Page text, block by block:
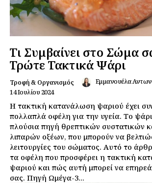
Τι Συμβαίνει στο Σώμα
Τρώτε Τακτικά Ψάρι
Τροφή & Οργανισμός Εμμανουέλα
14 Ιουλίου 2024
Η τακτική κατανάλωση ψαριού έχει
πολλαπλά οφέλη για την υγεία. Το
πλούσια πηγή θρεπτικών συστατικών
λιπαρών οξέων, που μπορούν να
λειτουργίες του σώματος. Αυτό το
τα οφέλη που προσφέρει η τακτική
ψαριού και πώς αυτή μπορεί να
σας. Πηγή Ωμέγα-3...